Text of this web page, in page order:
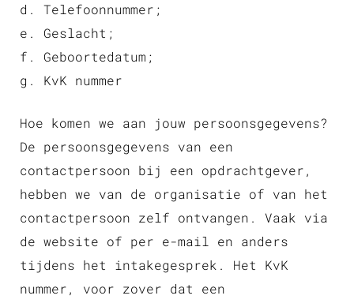
d. Telefoonnummer;
e. Geslacht;
f. Geboortedatum;
g. KvK nummer
Hoe komen we aan jouw persoonsgegevens?
De persoonsgegevens van een
contactpersoon bij een opdrachtgever,
hebben we van de organisatie of van het
contactpersoon zelf ontvangen. Vaak via
de website of per e-mail en anders
tijdens het intakegesprek. Het KvK
nummer, voor zover dat een